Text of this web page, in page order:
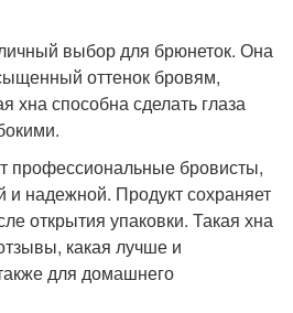
выбор для брюнеток. Она
оттенок бровям,
хна способна сделать глаза
профессиональные бровисты,
и надежной. Продукт сохраняет
открытия упаковки. Такая хна
какая лучше и
для домашнего